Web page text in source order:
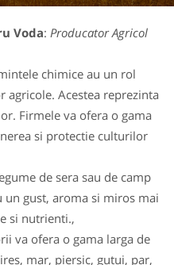
Voda: Producator Agricol
chimice au un rol
Acestea reprezinta
Firmele va ofera o gama
si protectie culturilor
de sera sau de camp
un gust, aroma si miros mai
si nutrienti.,
va ofera o gama larga de
mar, piersic, gutui, par,